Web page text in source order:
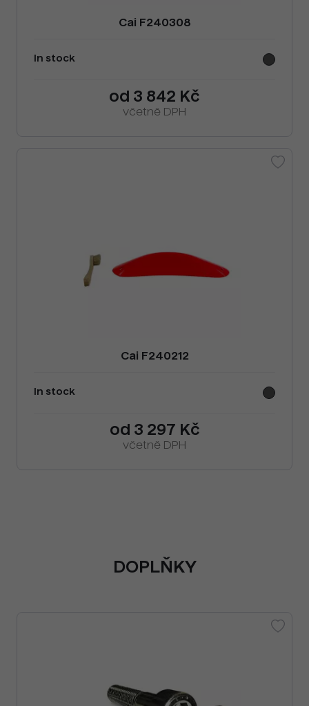
Cai F240308
In stock
od 3 842 Kč
včetně DPH
Cai F240212
In stock
od 3 297 Kč
včetně DPH
DOPLŇKY